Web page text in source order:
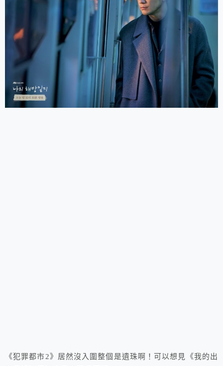
《犯罪都市2》居然沒入圍整個是遺珠啊！可以想見《我的出